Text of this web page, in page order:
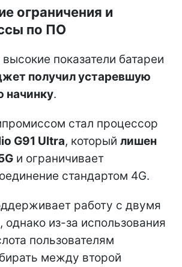
ограничения и
по ПО
показатели батареи
получил устаревшую
начинку.
стал процессор
G91 Ultra, который лишен
и ограничивает
стандартом 4G.
работу с двумя
однако из-за использования
пользователям
между второй